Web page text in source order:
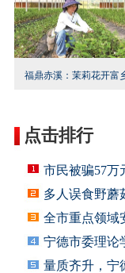
福鼎赤溪：茉莉花开富
点击排行
市民被骗57万
多人误食野蘑
全市重点领域
会召
宁德市委理论
量质齐升，宁